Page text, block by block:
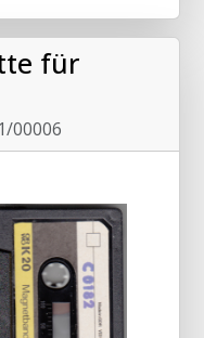
für
00006